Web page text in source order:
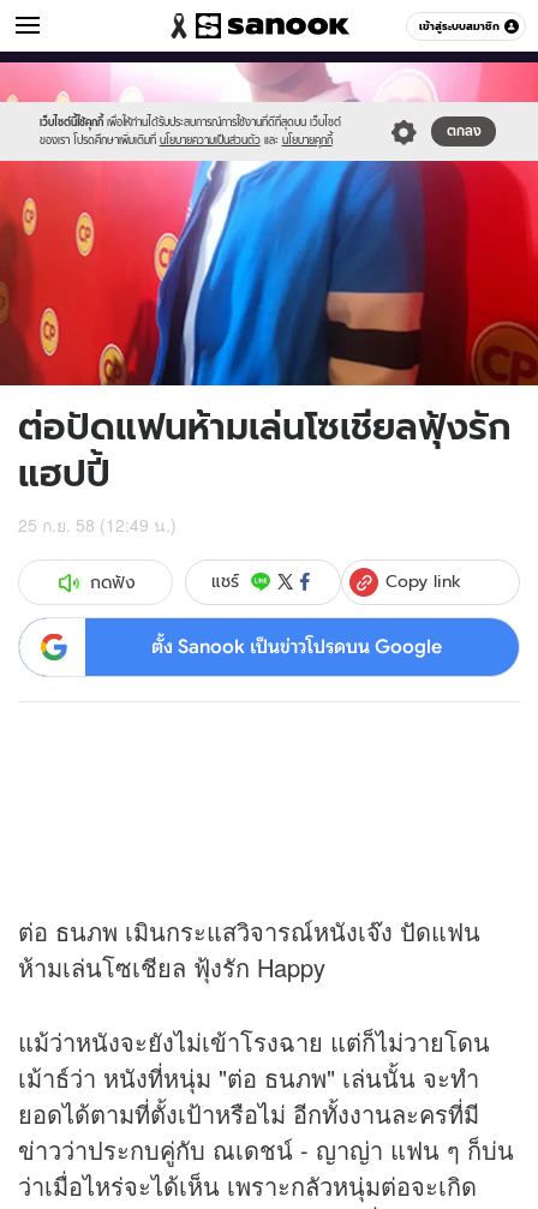
เข้าสู่ระบบสมาชิก
ข่าวบันเทิง หมวดอื่นๆ
เว็บไซต์นี้ใช้คุกกี้ เพื่อให้ท่านได้รับประสบการณ์การใช้งานที่ดีที่สุดบน เว็บไซต์
ของเรา โปรดศึกษาเพิ่มเติมที่ นโยบายความเป็นส่วนตัว และ นโยบายคุกกี้
ตกลง
//s.isanook.com/sr/0/images/logo-
new-
sanook.png
//s.isanook.com/ns/0/ud/374/1871758/648287-
01.jpg
ต่อปัดแฟนห้ามเล่นโซเชียลฟุ้งรัก
แฮปปี้
25 ก.ย. 58 (12:49 น.)
กดฟัง แชร์ Copy link
ตั้ง Sanook เป็นข่าวโปรดบน Google
ต่อ ธนภพ เมินกระแสวิจารณ์หนังเจ๊ง ปัดแฟน
ห้ามเล่นโซเชียล ฟุ้งรัก Happy
แม้ว่าหนังจะยังไม่เข้าโรงฉาย แต่ก็ไม่วายโดน
เม้าธ์ว่า หนังที่หนุ่ม "ต่อ ธนภพ" เล่นนั้น จะทำ
ยอดได้ตามที่ตั้งเป้าหรือไม่ อีกทั้งงานละครที่มี
ข่าวว่าประกบคู่กับ ณเดชน์ - ญาญ่า แฟน ๆ ก็บ่น
ว่าเมื่อไหร่จะได้เห็น เพราะกลัวหนุ่มต่อจะเกิด